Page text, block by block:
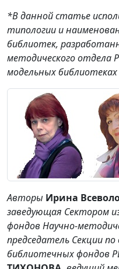
*В данной статье
типологии и
библиотек,
методического отдела
модельных
Авторы Ирина
заведующая Сектором
фондов Научно-
председатель Секции
библиотечных фондов